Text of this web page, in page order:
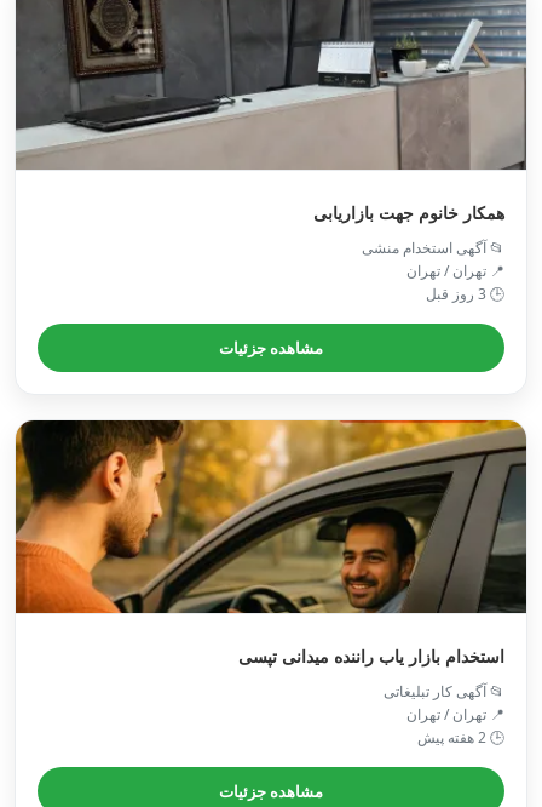
همکار خانوم جهت بازاریابی
📂 آگهی استخدام منشی
📍 تهران / تهران
🕒 3 روز قبل
مشاهده جزئیات
استخدام بازار یاب راننده میدانی تپسی
📂 آگهی کار تبلیغاتی
📍 تهران / تهران
🕒 2 هفته پیش
مشاهده جزئیات